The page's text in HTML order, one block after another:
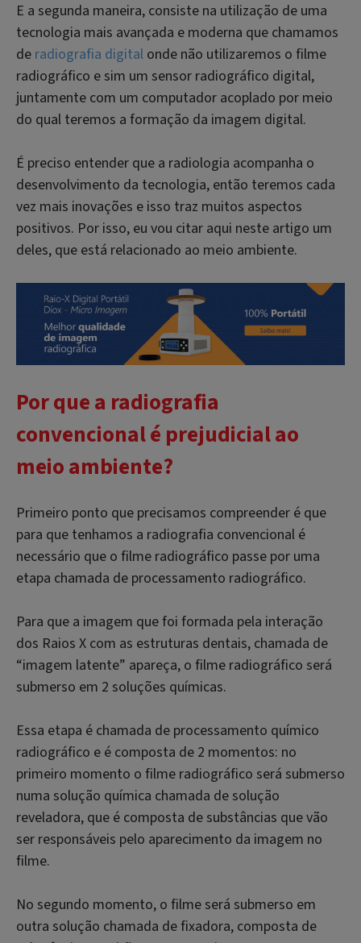
E a segunda maneira, consiste na utilização de uma
tecnologia mais avançada e moderna que chamamos
de radiografia digital onde não utilizaremos o filme
radiográfico e sim um sensor radiográfico digital,
juntamente com um computador acoplado por meio
do qual teremos a formação da imagem digital.
É preciso entender que a radiologia acompanha o
desenvolvimento da tecnologia, então teremos cada
vez mais inovações e isso traz muitos aspectos
positivos. Por isso, eu vou citar aqui neste artigo um
deles, que está relacionado ao meio ambiente.
Por que a radiografia
convencional é prejudicial ao
meio ambiente?
Primeiro ponto que precisamos compreender é que
para que tenhamos a radiografia convencional é
necessário que o filme radiográfico passe por uma
etapa chamada de processamento radiográfico.
Para que a imagem que foi formada pela interação
dos Raios X com as estruturas dentais, chamada de
“imagem latente” apareça, o filme radiográfico será
submerso em 2 soluções químicas.
Essa etapa é chamada de processamento químico
radiográfico e é composta de 2 momentos: no
primeiro momento o filme radiográfico será submerso
numa solução química chamada de solução
reveladora, que é composta de substâncias que vão
ser responsáveis pelo aparecimento da imagem no
filme.
No segundo momento, o filme será submerso em
outra solução chamada de fixadora, composta de